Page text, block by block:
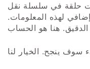
حلقة في سلسلة نقل
لهذه المعلومات.